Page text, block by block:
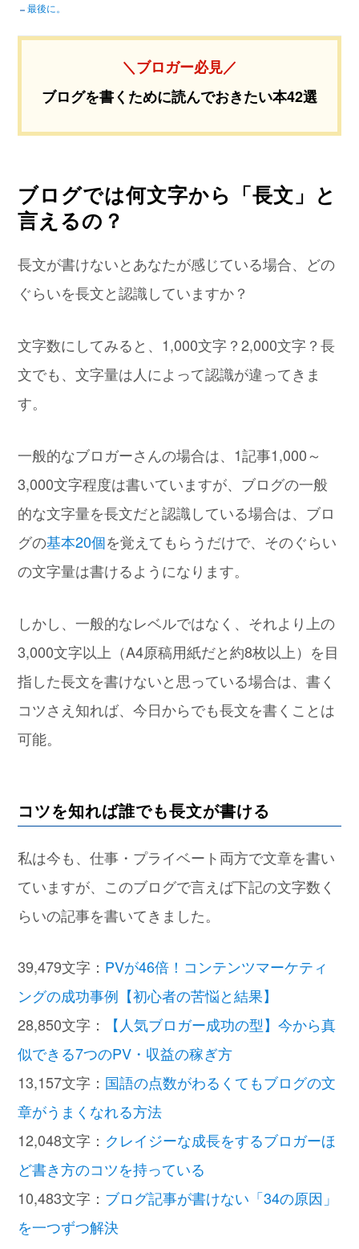
最後に。
＼ブロガー必見／
ブログを書くために読んでおきたい本42選
ブログでは何文字から「長文」と
言えるの？
長文が書けないとあなたが感じている場合、どの
ぐらいを長文と認識していますか？
文字数にしてみると、1,000文字？2,000文字？長
文でも、文字量は人によって認識が違ってきま
す。
一般的なブロガーさんの場合は、1記事1,000～
3,000文字程度は書いていますが、ブログの一般
的な文字量を長文だと認識している場合は、ブロ
グの基本20個を覚えてもらうだけで、そのぐらい
の文字量は書けるようになります。
しかし、一般的なレベルではなく、それより上の
3,000文字以上（A4原稿用紙だと約8枚以上）を目
指した長文を書けないと思っている場合は、書く
コツさえ知れば、今日からでも長文を書くことは
可能。
コツを知れば誰でも長文が書ける
私は今も、仕事・プライベート両方で文章を書い
ていますが、このブログで言えば下記の文字数く
らいの記事を書いてきました。
39,479文字： PVが46倍！コンテンツマーケティ
ングの成功事例【初心者の苦悩と結果】
28,850文字：
【人気ブロガー成功の型】今から真
似できる7つのPV・収益の稼ぎ方
13,157文字： 国語の点数がわるくてもブログの文
章がうまくなれる方法
12,048文字： クレイジーな成長をするブロガーほ
ど書き方のコツを持っている
10,483文字： ブログ記事が書けない「34の原因」
を一つずつ解決